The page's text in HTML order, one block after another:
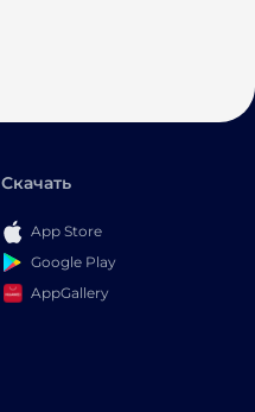
Скачать
App Store
Google Play
AppGallery